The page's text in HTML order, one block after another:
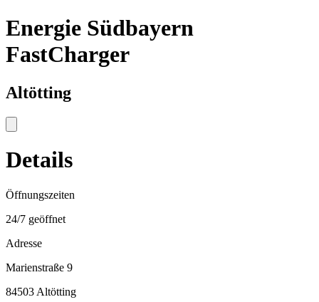
Energie Südbayern
FastCharger
Altötting
Details
Öffnungszeiten
24/7 geöffnet
Adresse
Marienstraße 9
84503 Altötting